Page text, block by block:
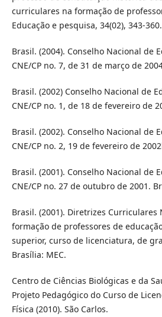
curriculares na formação de
Educação e pesquisa, 34(02), 343-360.
Brasil. (2004). Conselho Nacional de
CNE/CP no. 7, de 31 de março de
Brasil. (2002) Conselho Nacional de
CNE/CP no. 1, de 18 de fevereiro de
Brasil. (2002). Conselho Nacional de
CNE/CP no. 2, 19 de fevereiro de
Brasil. (2001). Conselho Nacional de
CNE/CP no. 27 de outubro de 2001.
Brasil. (2001). Diretrizes Curriculares
formação de professores de
superior, curso de licenciatura, de
Brasília: MEC.
Centro de Ciências Biológicas e da
Projeto Pedagógico do Curso de
Física (2010). São Carlos.